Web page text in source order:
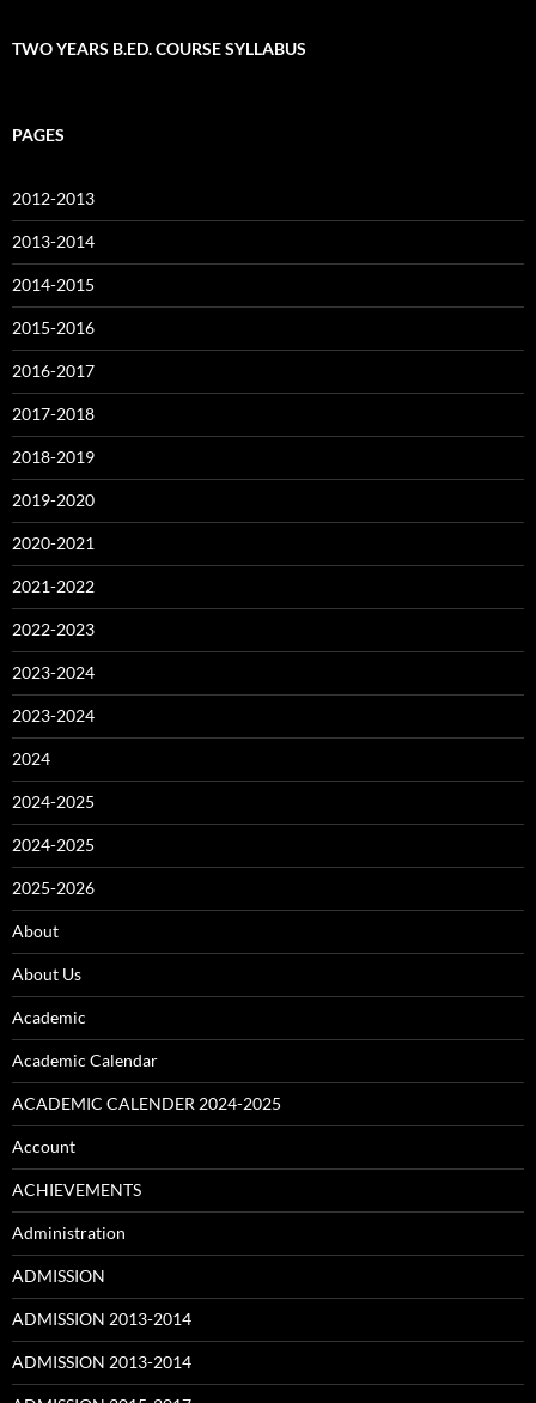
TWO YEARS B.ED. COURSE SYLLABUS
PAGES
2012-2013
2013-2014
2014-2015
2015-2016
2016-2017
2017-2018
2018-2019
2019-2020
2020-2021
2021-2022
2022-2023
2023-2024
2023-2024
2024
2024-2025
2024-2025
2025-2026
About
About Us
Academic
Academic Calendar
ACADEMIC CALENDER 2024-2025
Account
ACHIEVEMENTS
Administration
ADMISSION
ADMISSION 2013-2014
ADMISSION 2013-2014